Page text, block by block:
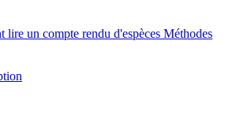
lire un compte rendu d'espèces Méthodes